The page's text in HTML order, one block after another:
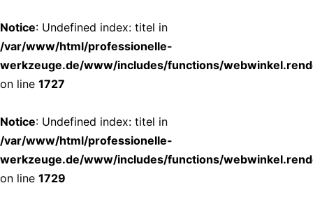
Notice: Undefined index: titel in
/var/www/html/professionelle-
werkzeuge.de/www/includes/functions/
on line 1727
Notice: Undefined index: titel in
/var/www/html/professionelle-
werkzeuge.de/www/includes/functions/
on line 1729